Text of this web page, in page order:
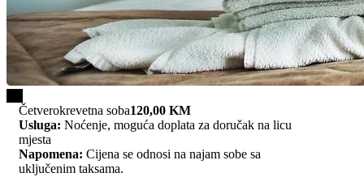
Četverokrevetna soba120,00 KM
Usluga: Noćenje, moguća doplata za doručak na licu
mjesta
Napomena: Cijena se odnosi na najam sobe sa
uključenim taksama.